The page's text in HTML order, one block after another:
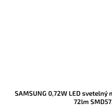
SAMSUNG 0,72W LED
72lm